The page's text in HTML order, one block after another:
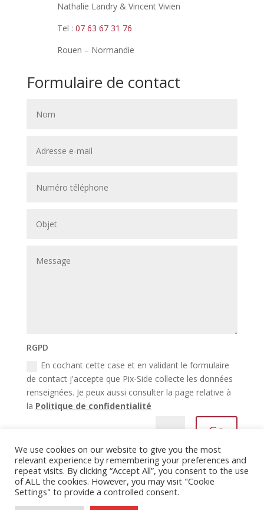
Nathalie Landry & Vincent Vivien
Tel : 07 63 67 31 76
Rouen – Normandie
Formulaire de contact
RGPD
En cochant cette case et en validant le formulaire
de contact j'accepte que Pix-Side collecte les données
renseignées. Je peux aussi consulter la page relative à
la Politique de confidentialité
= Go
We use cookies on our website to give you the most
relevant experience by remembering your preferences and
repeat visits. By clicking “Accept All”, you consent to the use
of ALL the cookies. However, you may visit "Cookie
Settings" to provide a controlled consent.